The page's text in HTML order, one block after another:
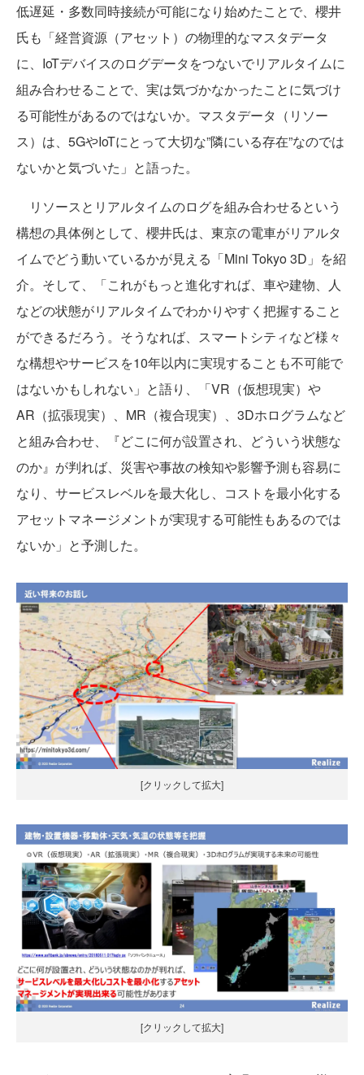
低遅延・多数同時接続が可能になり始めたことで、櫻井
氏も「経営資源（アセット）の物理的なマスタデータ
に、IoTデバイスのログデータをつないでリアルタイムに
組み合わせることで、実は気づかなかったことに気づけ
る可能性があるのではないか。マスタデータ（リソー
ス）は、5GやIoTにとって大切な”隣にいる存在”なのでは
ないかと気づいた」と語った。
リソースとリアルタイムのログを組み合わせるという
構想の具体例として、櫻井氏は、東京の電車がリアルタ
イムでどう動いているかが見える「Mini Tokyo 3D」を紹
介。そして、「これがもっと進化すれば、車や建物、人
などの状態がリアルタイムでわかりやすく把握すること
ができるだろう。そうなれば、スマートシティなど様々
な構想やサービスを10年以内に実現することも不可能で
はないかもしれない」と語り、「VR（仮想現実）や
AR（拡張現実）、MR（複合現実）、3Dホログラムなど
と組み合わせ、『どこに何が設置され、どういう状態な
のか』が判れば、災害や事故の検知や影響予測も容易に
なり、サービスレベルを最大化し、コストを最小化する
アセットマネージメントが実現する可能性もあるのでは
ないか」と予測した。
[クリックして拡大]
[クリックして拡大]